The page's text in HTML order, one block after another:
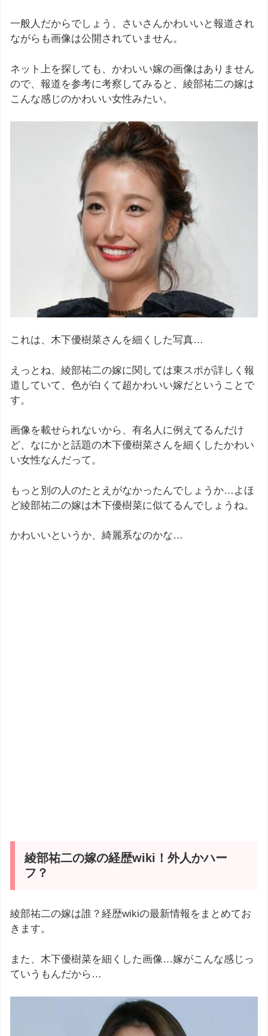
一般人だからでしょう、さいさんかわいいと報道され
ながらも画像は公開されていません。
ネット上を探しても、かわいい嫁の画像はありません
ので、報道を参考に考察してみると、綾部祐二の嫁は
こんな感じのかわいい女性みたい。
これは、木下優樹菜さんを細くした写真…
えっとね、綾部祐二の嫁に関しては東スポが詳しく報
道していて、色が白くて超かわいい嫁だということで
す。
画像を載せられないから、有名人に例えてるんだけ
ど、なにかと話題の木下優樹菜さんを細くしたかわい
い女性なんだって。
もっと別の人のたとえがなかったんでしょうか…よほ
ど綾部祐二の嫁は木下優樹菜に似てるんでしょうね。
かわいいというか、綺麗系なのかな…
綾部祐二の嫁の経歴wiki！外人かハー
フ？
綾部祐二の嫁は誰？経歴wikiの最新情報をまとめてお
きます。
また、木下優樹菜を細くした画像…嫁がこんな感じっ
ていうもんだから…